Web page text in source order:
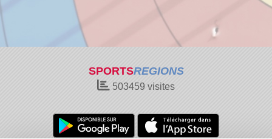
SPORTSREGIONS
503459 visites